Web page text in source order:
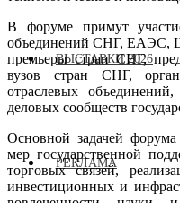
ВЫСТАВКИ 2026
РЕКЛАМА
В форуме примут
объединений СНГ, ЕАЭС,
премьеры стран СНГ,
вузов стран СНГ,
отраслевых
деловых сообществ
Основной задачей форума
мер государственной
торговых связей,
инвестиционных и